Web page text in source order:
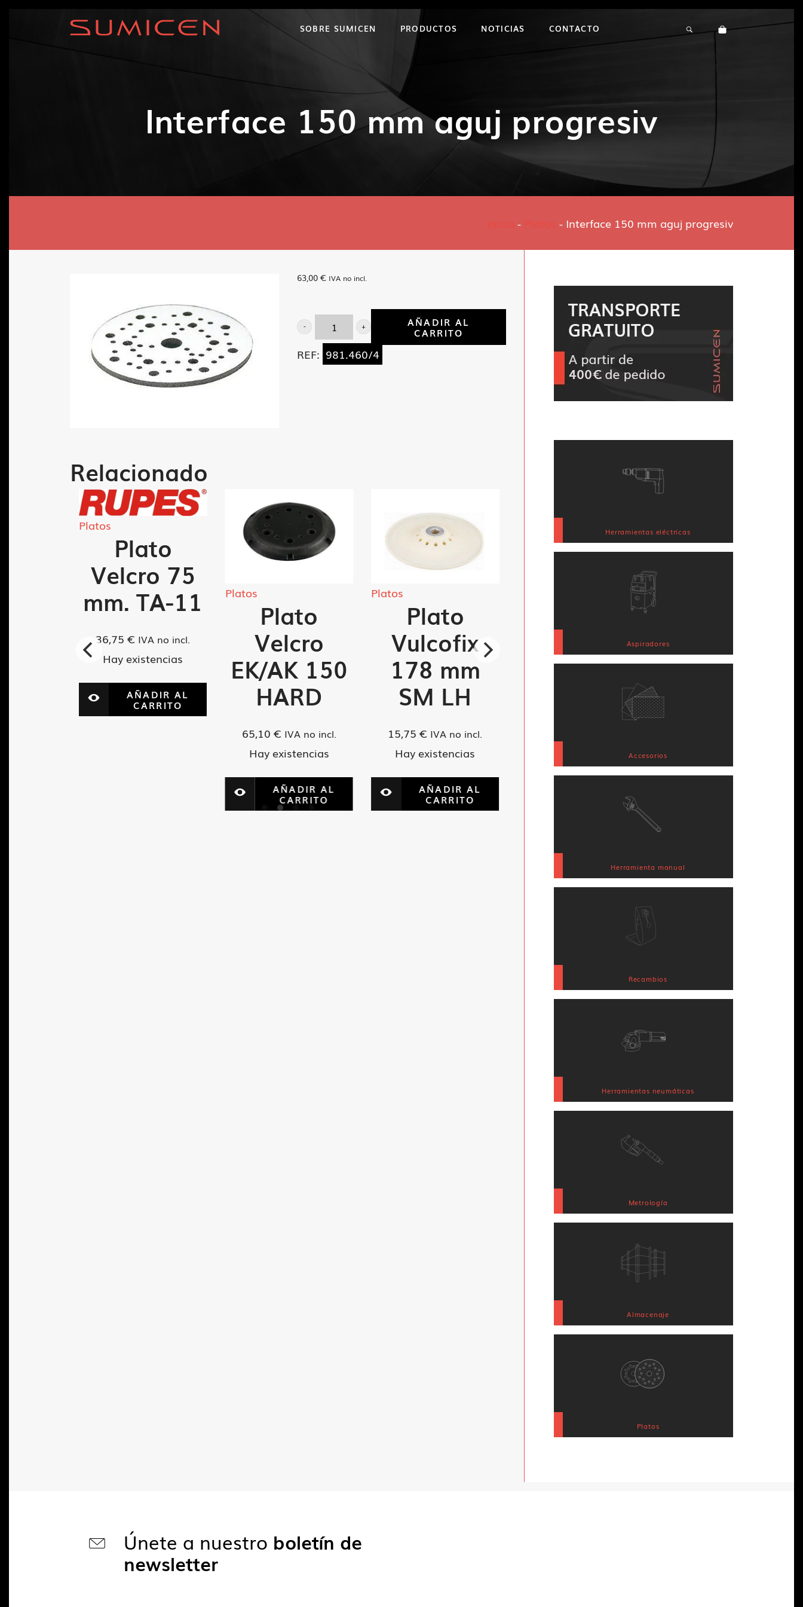
SOBRE SUMICEN PRODUCTOS NOTICIAS CONTACTO
Interface 150 mm aguj progresiv
- - Interface 150 mm aguj progresiv
63,00 € IVA no incl.
Interface
150
AÑADIR AL
CARRITO
REF: 981.460/4
Relacionado
Platos
Plato
Velcro 75
mm. TA-11
36,75€ IVA no incl.
Hay existencias
AÑADIR AL
CARRITO
Platos
Plato
Velcro
EK/AK 150
HARD
65,10 € IVA no incl.
Hay existencias
AÑADIR AL
CARRITO
Platos
Plato
Vulcofix
178 mm
SM LH
15,75€ IVA no incl.
Hay existencias
AÑADIR AL
CARRITO
Herramientas eléctricas
Aspiradores
Accesorios
Herramienta manual
Recambios
Herramientas neumáticas
Metrología
Almacenaje
Platos
Únete a nuestro boletín de
newsletter